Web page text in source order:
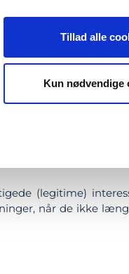
Tillad alle
Kun nødvendige
(legitime)
når de ikke